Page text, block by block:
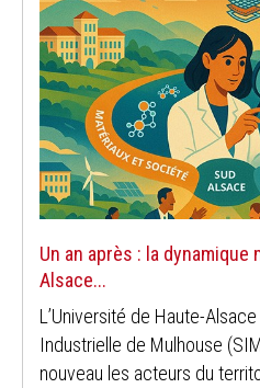
Un an après : la dynamique
Alsace...
L’Université de Haute-
Industrielle de Mulhouse
nouveau les acteurs du